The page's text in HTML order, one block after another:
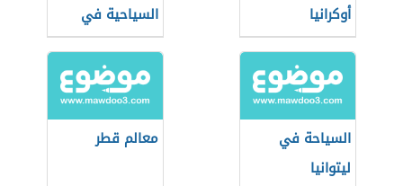
أوكرانيا
السياحية في
طرابزون
السياحة في
ليتوانيا
معالم قطر